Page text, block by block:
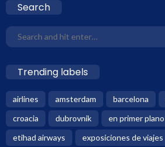
Search
Trending labels
airlines amsterdam barcelona
croacia
dubrovnik en primer plano
etihad airways
exposiciones de viajes